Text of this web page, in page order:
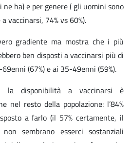
ne ha) e per genere ( gli uomini sono
vaccinarsi, 74% vs 60%).
gradiente ma mostra che i più
ben disposti a vaccinarsi più di
(67%) e ai 35-49enni (59%).
disponibilità a vaccinarsi è
nel resto della popolazione: l’84%
a farlo (il 57% certamente, il
sembrano esserci sostanziali